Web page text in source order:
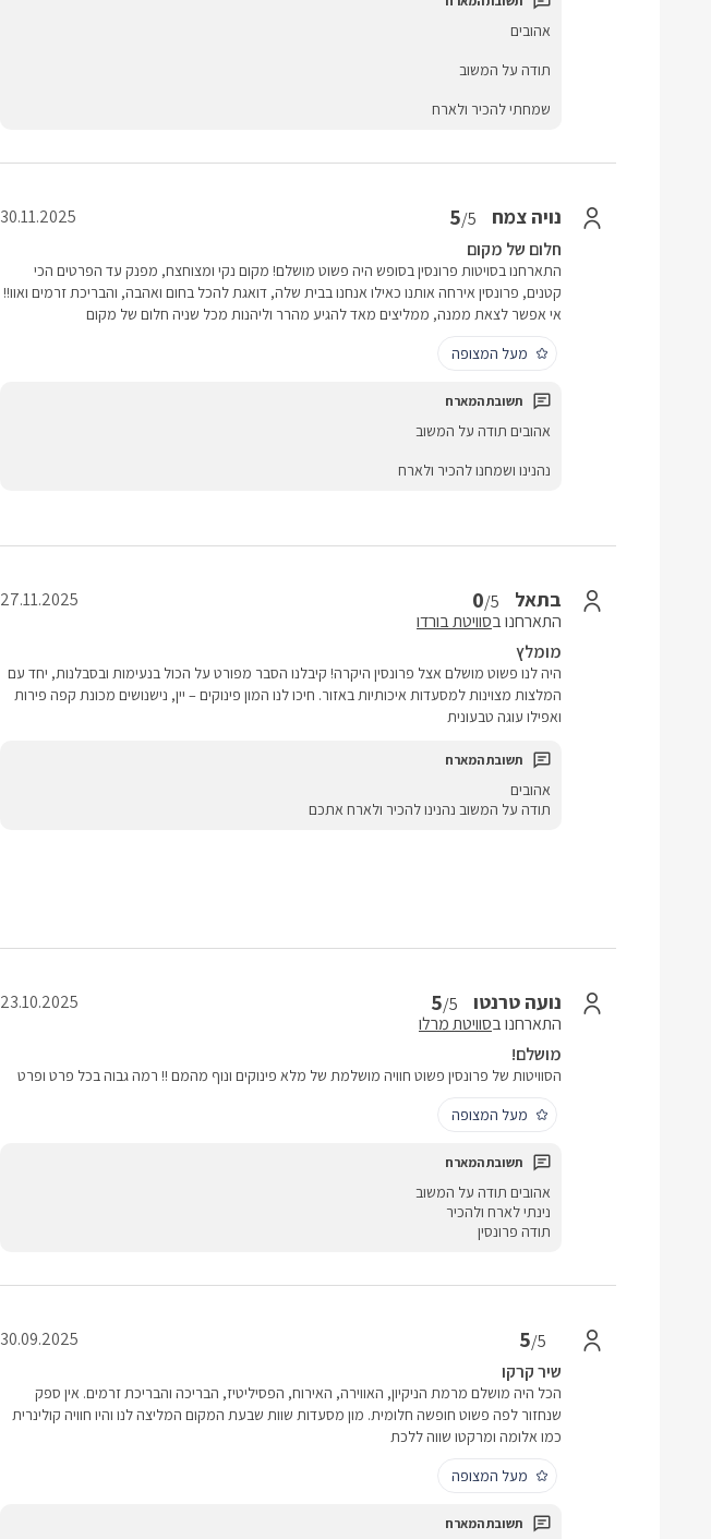
אהובים
תודה על המשוב
שמחתי להכיר ולארח
נויה צמח 5/5
30.11.2025
חלום של מקום
התארחנו בסויטות פרונסין בסופש היה פשוט מושלם! מקום נקי ומצוחצח, מפנק עד הפרטים הכי
קטנים, פרונסין אירחה אותנו כאילו אנחנו בבית שלה, דואגת להכל בחום ואהבה, והבריכת זרמים ואוו!!
אי אפשר לצאת ממנה, ממליצים מאד להגיע מהרר וליהנות מכל שניה חלום של מקום
מעל המצופה
אהובים תודה על המשוב
נהנינו ושמחנו להכיר ולארח
בתאל 0/5
התארחנו בסוויטת בורדו
27.11.2025
מומלץ
היה לנו פשוט מושלם אצל פרונסין היקרה! קיבלנו הסבר מפורט על הכול בנעימות ובסבלנות, יחד עם
המלצות מצוינות למסעדות איכותיות באזור. חיכו לנו המון פינוקים – יין, נישנושים מכונת קפה פירות
ואפילו עוגה טבעונית
אהובים
תודה על המשוב נהנינו להכיר ולארח אתכם
נועה טרנטו 5/5
התארחנו בסוויטת מרלו
23.10.2025
מושלם!
הסוויטות של פרונסין פשוט חוויה מושלמת של מלא פינוקים ונוף מהמם !! רמה גבוה בכל פרט ופרט
מעל המצופה
אהובים תודה על המשוב
נינתי לארח ולהכיר
תודה פרונסין
5/5
30.09.2025
שיר קרקו
הכל היה מושלם מרמת הניקיון, האווירה, האירוח, הפסיליטיז, הבריכה והבריכת זרמים. אין ספק
שנחזור לפה פשוט חופשה חלומית. מון מסעדות שוות שבעת המקום המליצה לנו והיו חוויה קולינרית
כמו אלומה ומרקטו שווה ללכת
מעל המצופה